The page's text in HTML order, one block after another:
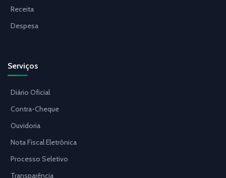
Receita
Despesa
Serviços
Diário Oficial
Contra-Cheque
Ouvidoria
Nota Fiscal Eletrônica
Processo Seletivo
Transparência